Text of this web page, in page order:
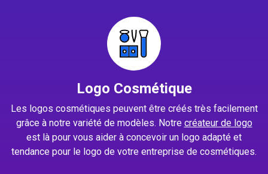
Logo Cosmétique
Les logos cosmétiques peuvent être créés très facilement
grâce à notre variété de modèles. Notre créateur de logo
est là pour vous aider à concevoir un logo adapté et
tendance pour le logo de votre entreprise de cosmétiques.